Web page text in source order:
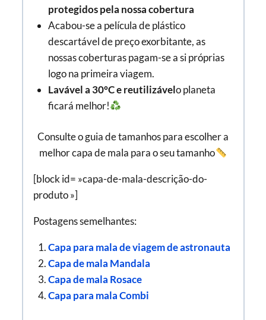
protegidos pela nossa cobertura
Acabou-se a película de plástico
descartável de preço exorbitante, as
nossas coberturas pagam-se a si próprias
logo na primeira viagem.
Lavável a 30°C e reutilizávelo planeta
ficará melhor!
Consulte o guia de tamanhos para escolher a
melhor capa de mala para o seu tamanho
[block id= »capa-de-mala-descrição-do-
produto »]
Postagens semelhantes:
Capa para mala de viagem de astronauta
Capa de mala Mandala
Capa de mala Rosace
Capa para mala Combi